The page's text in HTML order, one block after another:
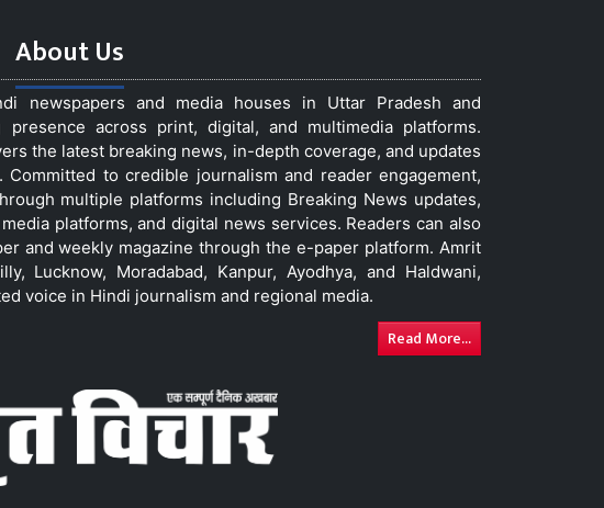
About Us
newspapers and media houses in Uttar Pradesh and
across print, digital, and multimedia platforms.
the latest breaking news, in-depth coverage, and updates
to credible journalism and reader engagement,
multiple platforms including Breaking News updates,
platforms, and digital news services. Readers can also
and weekly magazine through the e-paper platform. Amrit
Lucknow, Moradabad, Kanpur, Ayodhya, and Haldwani,
voice in Hindi journalism and regional media.
Read More...